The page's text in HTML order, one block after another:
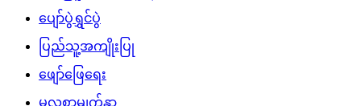
ပျော်ပွဲရွှင်ပွဲ
ပြည်သူ့အကျိုးပြု
ဖျော်ဖြေရေး
မူလစာမျက်နှာ